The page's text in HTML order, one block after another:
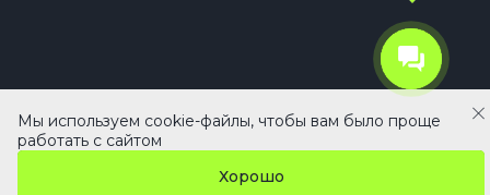
В корзину
Мы используем cookie-файлы, чтобы вам было проще
работать с сайтом
Хорошо